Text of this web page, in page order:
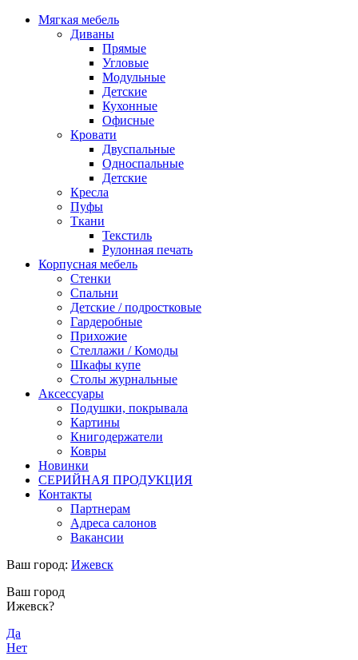
Мягкая мебель
Диваны
Прямые
Угловые
Модульные
Детские
Кухонные
Офисные
Кровати
Двуспальные
Односпальные
Детские
Кресла
Пуфы
Ткани
Текстиль
Рулонная печать
Корпусная мебель
Стенки
Спальни
Детские / подростковые
Гардеробные
Прихожие
Стеллажи / Комоды
Шкафы купе
Столы журнальные
Аксессуары
Подушки, покрывала
Картины
Книгодержатели
Ковры
Новинки
СЕРИЙНАЯ ПРОДУКЦИЯ
Контакты
Партнерам
Адреса салонов
Вакансии
Ваш город: Ижевск
Ваш город
Ижевск?
Да
Нет